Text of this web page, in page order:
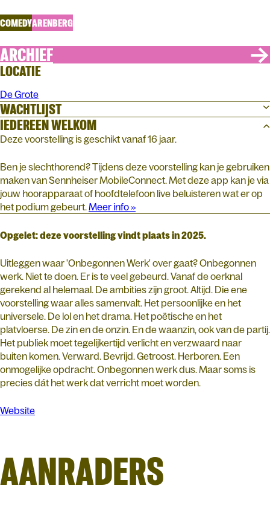
COMEDYARENBERG
ARCHIEF
LOCATIE
De Grote
WACHTLIJST
IEDEREEN WELKOM
Deze voorstelling is geschikt vanaf 16 jaar.
Ben je slechthorend? Tijdens deze voorstelling kan je gebruiken
maken van Sennheiser MobileConnect. Met deze app kan je via
jouw hoorapparaat of hoofdtelefoon live beluisteren wat er op
het podium gebeurt. Meer info »
Opgelet: deze voorstelling vindt plaats in 2025.
Uitleggen waar 'Onbegonnen Werk' over gaat? Onbegonnen
werk. Niet te doen. Er is te veel gebeurd. Vanaf de oerknal
gerekend al helemaal. De ambities zijn groot. Altijd. Die ene
voorstelling waar alles samenvalt. Het persoonlijke en het
universele. De lol en het drama. Het poëtische en het
platvloerse. De zin en de onzin. En de waanzin, ook van de partij.
Het publiek moet tegelijkertijd verlicht en verzwaard naar
buiten komen. Verward. Bevrijd. Getroost. Herboren. Een
onmogelijke opdracht. Onbegonnen werk dus. Maar soms is
precies dát het werk dat verricht moet worden.
Website
AANRADERS